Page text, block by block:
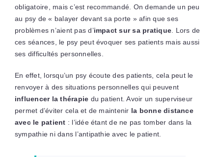
obligatoire, mais c’est recommandé. On demande un peu
au psy de « balayer devant sa porte » afin que ses
problèmes n’aient pas d’impact sur sa pratique. Lors de
ces séances, le psy peut évoquer ses patients mais aussi
ses difficultés personnelles.
En effet, lorsqu’un psy écoute des patients, cela peut le
renvoyer à des situations personnelles qui peuvent
influencer la thérapie du patient. Avoir un superviseur
permet d’éviter cela et de maintenir la bonne distance
avec le patient : l’idée étant de ne pas tomber dans la
sympathie ni dans l’antipathie avec le patient.